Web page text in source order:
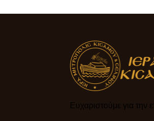
Ευχαριστούμε για την